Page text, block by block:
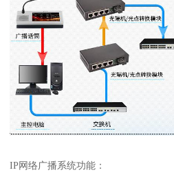
IP网络广播系统功能：